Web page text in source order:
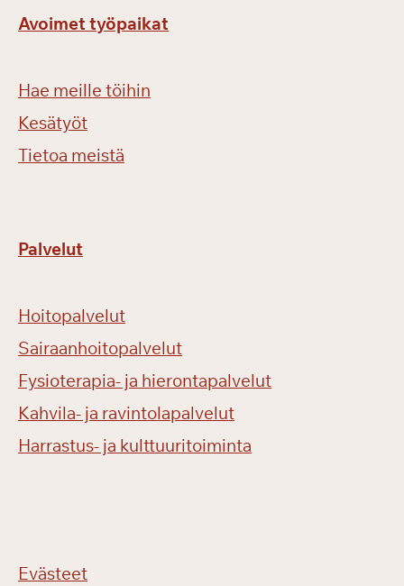
Avoimet työpaikat
Hae meille töihin
Kesätyöt
Tietoa meistä
Palvelut
Hoitopalvelut
Sairaanhoitopalvelut
Fysioterapia- ja hierontapalvelut
Kahvila- ja ravintolapalvelut
Harrastus- ja kulttuuritoiminta
Evästeet